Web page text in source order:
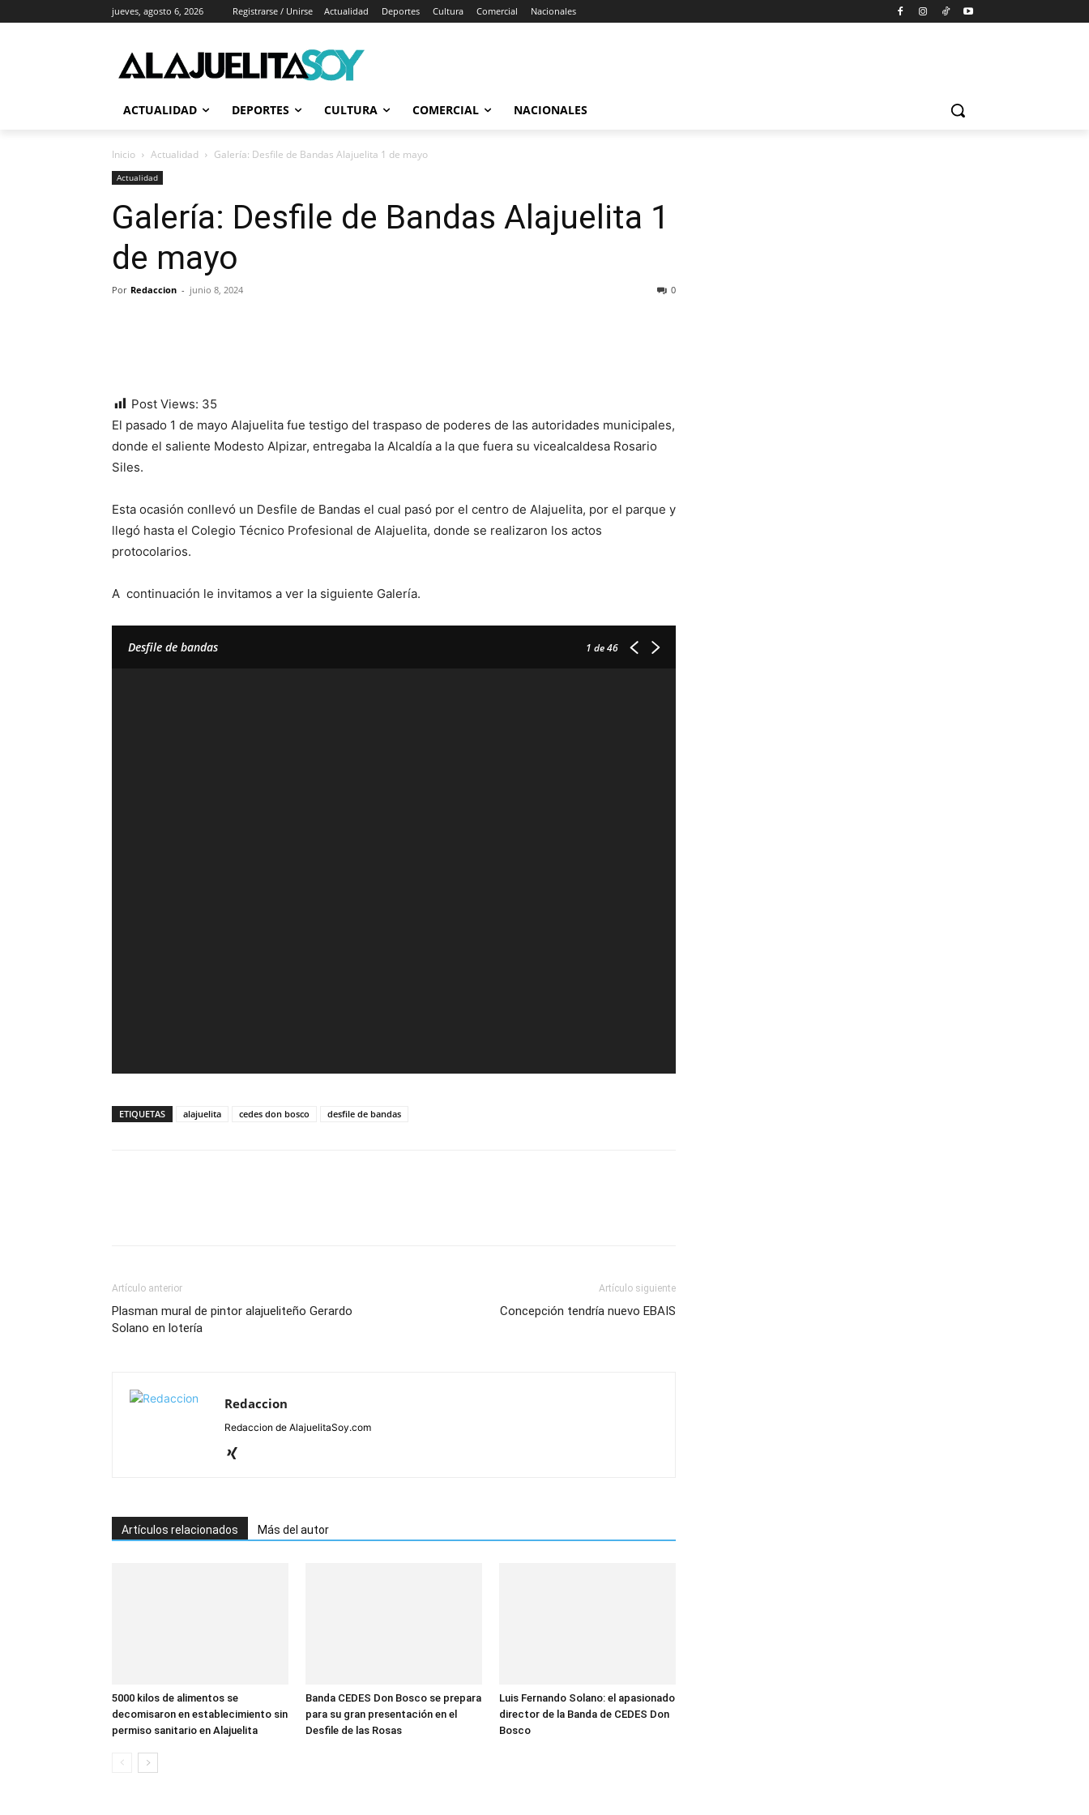
jueves, agosto 6, 2026 Registrarse / Unirse Actualidad Deportes Cultura Comercial Nacionales
ACTUALIDAD DEPORTES CULTURA COMERCIAL NACIONALES
Inicio Actualidad Galería: Desfile de Bandas Alajuelita 1 de mayo
Actualidad
Galería: Desfile de Bandas Alajuelita 1
de mayo
Por Redaccion - junio 8, 2024 0
Post Views: 35
El pasado 1 de mayo Alajuelita fue testigo del traspaso de poderes de las autoridades municipales,
donde el saliente Modesto Alpizar, entregaba la Alcaldía a la que fuera su vicealcaldesa Rosario
Siles.
Esta ocasión conllevó un Desfile de Bandas el cual pasó por el centro de Alajuelita, por el parque y
llegó hasta el Colegio Técnico Profesional de Alajuelita, donde se realizaron los actos
protocolarios.
A continuación le invitamos a ver la siguiente Galería.
Desfile de bandas 1 de 46
ETIQUETAS alajuelita cedes don bosco desfile de bandas
Artículo anterior
Plasman mural de pintor alajueliteño Gerardo
Solano en lotería
Artículo siguiente
Concepción tendría nuevo EBAIS
Redaccion
Redaccion de AlajuelitaSoy.com
Artículos relacionados Más del autor
5000 kilos de alimentos se
decomisaron en establecimiento sin
permiso sanitario en Alajuelita
Banda CEDES Don Bosco se prepara
para su gran presentación en el
Desfile de las Rosas
Luis Fernando Solano: el apasionado
director de la Banda de CEDES Don
Bosco